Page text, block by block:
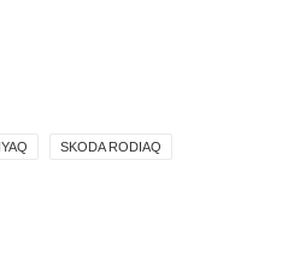
SKODA RODIAQ